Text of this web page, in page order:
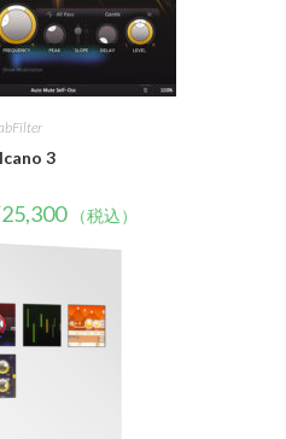
3
25,300 （税込）